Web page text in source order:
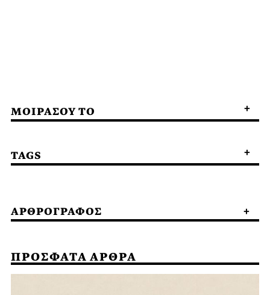
ΜΟΙΡΑΣΟΥ ΤΟ
TAGS
ΑΡΘΡΟΓΡΑΦΟΣ
ΠΡΟΣΦΑΤΑ ΑΡΘΡΑ